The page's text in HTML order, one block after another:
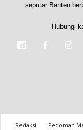
seputar Banten
Hubungi
Redaksi Pedoman